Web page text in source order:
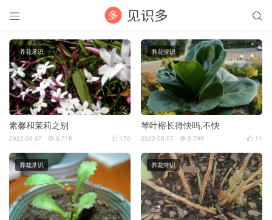
 
素馨和茉莉之别
养花常识
 170
2022-06-07  6.71K
琴叶榕长得快吗,不快
养花常识
 11
2022-06-07  5.79K
养花常识 养花常识